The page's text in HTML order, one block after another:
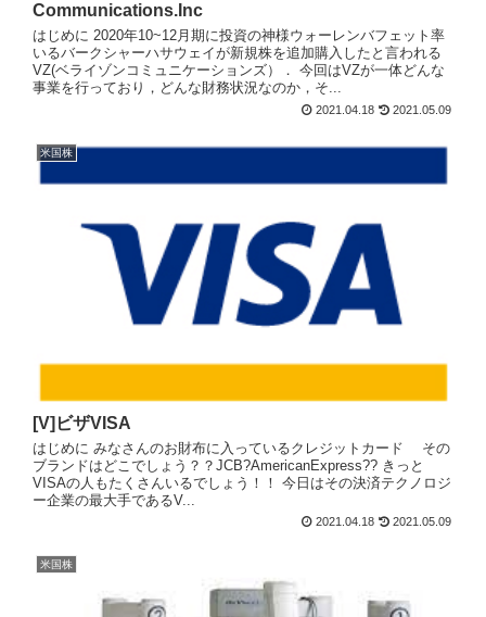
Communications.Inc
はじめに 2020年10~12月期に投資の神様ウォーレンバフェット率
いるバークシャーハサウェイが新規株を追加購入したと言われる
VZ(ベライゾンコミュニケーションズ）． 今回はVZが一体どんな
事業を行っており，どんな財務状況なのか，そ...
2021.04.18 2021.05.09
米国株
[V]ビザVISA
はじめに みなさんのお財布に入っているクレジットカード その
ブランドはどこでしょう？？JCB?AmericanExpress?? きっと
VISAの人もたくさんいるでしょう！！ 今日はその決済テクノロジ
ー企業の最大手であるV...
2021.04.18 2021.05.09
米国株